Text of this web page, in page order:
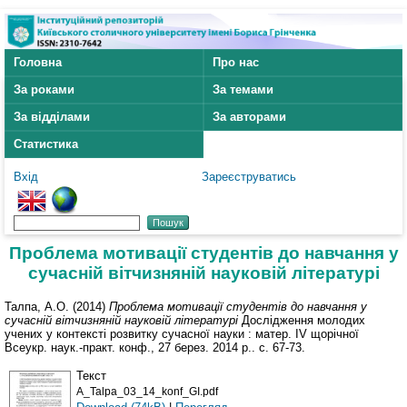
Головна
Про нас
За роками
За темами
За відділами
За авторами
Статистика
Вхід Зареєструватись
Проблема мотивації студентів до навчання у
сучасній вітчизняній науковій літературі
Талпа, А.О. (2014) Проблема мотивації студентів до навчання у
сучасній вітчизняній науковій літературі Дослідження молодих
учених у контексті розвитку сучасної науки : матер. ІV щорічної
Всеукр. наук.-практ. конф., 27 берез. 2014 р.. с. 67-73.
Текст
A_Talpa_03_14_konf_GI.pdf